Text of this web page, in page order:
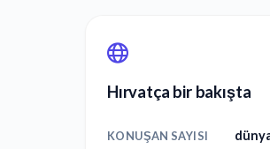
Hırvatça bir bakışta
KONUŞAN SAYISI